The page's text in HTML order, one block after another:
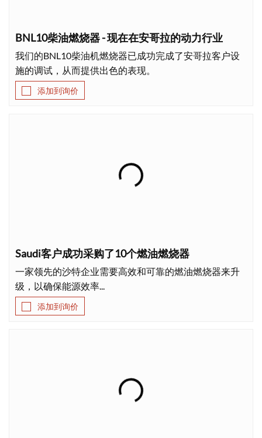
BNL10柴油燃烧器 - 现在在安哥拉的动力行业
我们的BNL10柴油机燃烧器已成功完成了安哥拉客户设
施的调试，从而提供出色的表现。
添加到询价
Saudi客户成功采购了10个燃油燃烧器
一家领先的沙特企业需要高效和可靠的燃油燃烧器来升
级，以确保能源效率...
添加到询价